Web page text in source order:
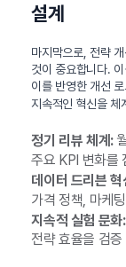
설계
마지막으로, 전략
것이 중요합니다.
이를 반영한 개선
지속적인 혁신을 체
정기 리뷰 체계:
주요 KPI 변화를
데이터 드리븐
가격 정책, 마케
지속적 실험 문화:
전략 효율을 검증